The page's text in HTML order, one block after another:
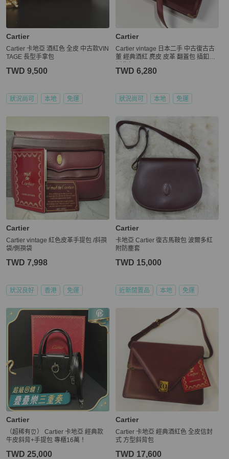
Cartier
Cartier 卡地亞 酒紅色 全皮 中古款VIN
TAGE 長型手拿包
TWD 9,500
狀況尚可 本地 免運
Cartier
Cartier vintage 日本二手 中古復古古
董 經典酒紅 麂皮 皮革 翻蓋包 插釦式
TWD 6,280
狀況尚可 本地 免運
Cartier
Cartier vintage 紅色皮革手提包 /斜孭
袋/側孭袋
TWD 7,998
狀況良好 香港 免運
Cartier
卡地亞 Cartier 復古馬鞍包 波爾多紅
附防塵套
TWD 15,000
近新閒置品 本地 免運
Cartier
（超稀有⏰） Cartier 卡地亞 經典款
牛皮斜背+手提包 專櫃16萬！
TWD 25,000
Cartier
Cartier 卡地亞 經典酒紅色 全皮信封
式 方型斜背包
TWD 17,600